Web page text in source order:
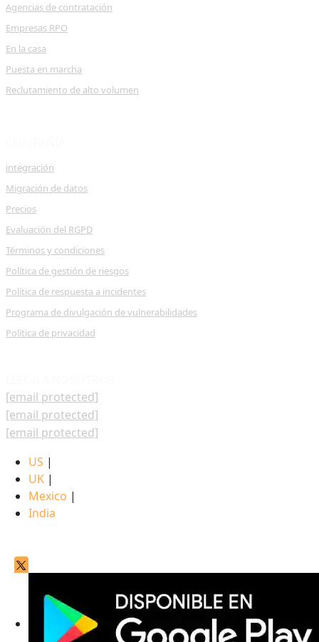
Agencias de contratación
Empresas RPO
En la casa
Puesta en marcha
Reclutamiento de alto volumen
integración
Migración de datos
Precios
Evaluación del RGPD
Términos y condiciones
Política de gestión de riesgos
Política de respuesta a incidentes
Programa de divulgación de vulnerabilidades
Política de privacidad
[email protected]
[email protected]
[email protected]
US |
UK |
Mexico |
India